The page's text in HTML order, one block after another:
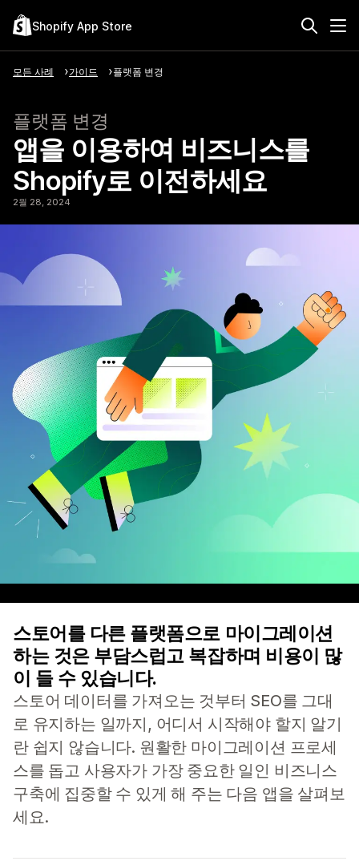
Shopify App Store
모든 사례 가이드 플랫폼 변경
플랫폼 변경
앱을 이용하여 비즈니스를
Shopify로 이전하세요
2월 28, 2024
스토어를 다른 플랫폼으로 마이그레이션
하는 것은 부담스럽고 복잡하며 비용이 많
이 들 수 있습니다.
스토어 데이터를 가져오는 것부터 SEO를 그대
로 유지하는 일까지, 어디서 시작해야 할지 알기
란 쉽지 않습니다. 원활한 마이그레이션 프로세
스를 돕고 사용자가 가장 중요한 일인 비즈니스
구축에 집중할 수 있게 해 주는 다음 앱을 살펴보
세요.